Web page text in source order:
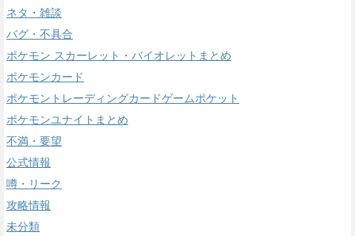
ネタ・雑談
バグ・不具合
ポケモン スカーレット・バイオレットまとめ
ポケモンカード
ポケモントレーディングカードゲームポケット
ポケモンユナイトまとめ
不満・要望
公式情報
噂・リーク
攻略情報
未分類